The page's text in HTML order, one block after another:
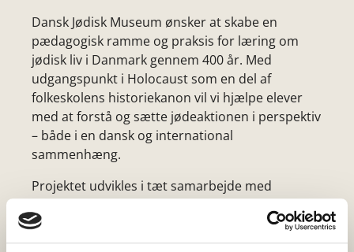
Dansk Jødisk Museum ønsker at skabe en
pædagogisk ramme og praksis for læring om
jødisk liv i Danmark gennem 400 år. Med
udgangspunkt i Holocaust som en del af
folkeskolens historiekanon vil vi hjælpe elever
med at forstå og sætte jødeaktionen i perspektiv
– både i en dansk og international
sammenhæng.
Projektet udvikles i tæt samarbejde med
Skoletjenesten, som har stor erfaring med at
udvikle undervisningsforløb, der engagerer
eleverne og styrker deres historiske forståelse.